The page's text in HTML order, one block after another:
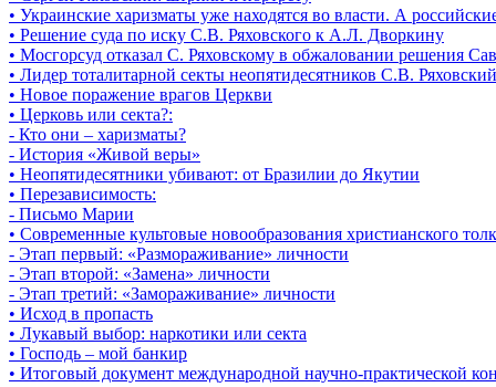
• Украинские харизматы уже находятся во власти. А
• Решение суда по иску С.В. Ряховского к А.Л. Дворкину
• Мосгорсуд отказал С. Ряховскому в обжаловании решения
• Лидер тоталитарной секты неопятидесятников С.В.
• Новое поражение врагов Церкви
• Церковь или секта?:
- Кто они – харизматы?
- История «Живой веры»
• Неопятидесятники убивают: от Бразилии до Якутии
• Перезависимость:
- Письмо Марии
• Cовременные культовые новообразования христианского
- Этап первый: «Размораживание» личности
- Этап второй: «Замена» личности
- Этап третий: «Замораживание» личности
• Исход в пропасть
• Лукавый выбор: наркотики или секта
• Господь – мой банкир
• Итоговый документ международной научно-практической